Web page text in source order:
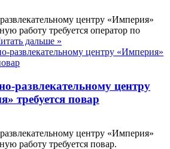
центру «Империя»
работу требуется оператор по
дальше »
развлекательному центру
требуется повар
центру «Империя»
работу требуется повар.